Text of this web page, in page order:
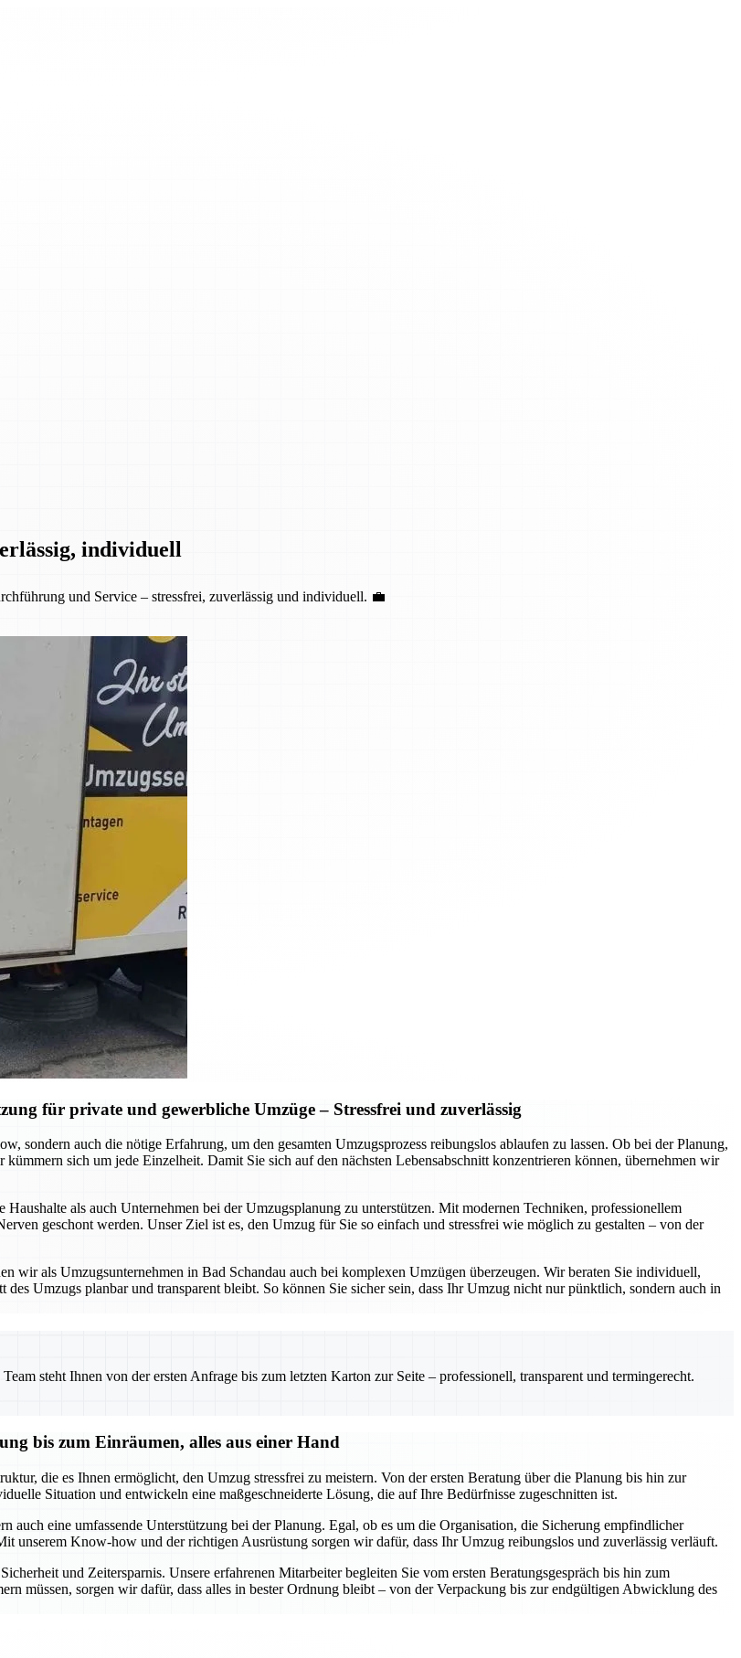
individuell
und Service – stressfrei, zuverlässig und individuell. 💼
für private und gewerbliche Umzüge – Stressfrei und zuverlässig
sondern auch die nötige Erfahrung, um den gesamten Umzugsprozess reibungslos ablaufen zu lassen. Ob bei der Planung,
sich um jede Einzelheit. Damit Sie sich auf den nächsten Lebensabschnitt konzentrieren können, übernehmen wir
als auch Unternehmen bei der Umzugsplanung zu unterstützen. Mit modernen Techniken, professionellem
geschont werden. Unser Ziel ist es, den Umzug für Sie so einfach und stressfrei wie möglich zu gestalten – von der
wir als Umzugsunternehmen in Bad Schandau auch bei komplexen Umzügen überzeugen. Wir beraten Sie individuell,
des Umzugs planbar und transparent bleibt. So können Sie sicher sein, dass Ihr Umzug nicht nur pünktlich, sondern auch in
steht Ihnen von der ersten Anfrage bis zum letzten Karton zur Seite – professionell, transparent und termingerecht.
bis zum Einräumen, alles aus einer Hand
die es Ihnen ermöglicht, den Umzug stressfrei zu meistern. Von der ersten Beratung über die Planung bis hin zur
Situation und entwickeln eine maßgeschneiderte Lösung, die auf Ihre Bedürfnisse zugeschnitten ist.
eine umfassende Unterstützung bei der Planung. Egal, ob es um die Organisation, die Sicherung empfindlicher
unserem Know-how und der richtigen Ausrüstung sorgen wir dafür, dass Ihr Umzug reibungslos und zuverlässig verläuft.
und Zeitersparnis. Unsere erfahrenen Mitarbeiter begleiten Sie vom ersten Beratungsgespräch bis hin zum
müssen, sorgen wir dafür, dass alles in bester Ordnung bleibt – von der Verpackung bis zur endgültigen Abwicklung des